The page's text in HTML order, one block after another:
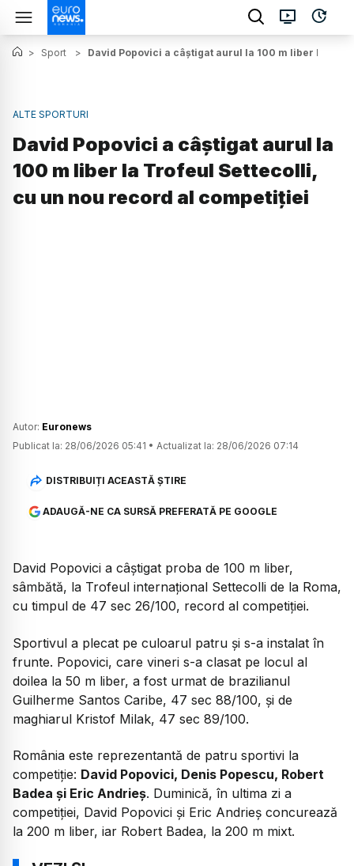
> Sport > David Popovici a câștigat aurul la 100 m liber la
ALTE SPORTURI
David Popovici a câștigat aurul la
100 m liber la Trofeul Settecolli,
cu un nou record al competiției
Autor: Euronews
Publicat la: 28/06/2026 05:41 • Actualizat la: 28/06/2026 07:14
DISTRIBUIȚI ACEASTĂ ȘTIRE
ADAUGĂ-NE CA SURSĂ PREFERATĂ PE GOOGLE
David Popovici a câștigat proba de 100 m liber,
sâmbătă, la Trofeul internațional Settecolli de la Roma,
cu timpul de 47 sec 26/100, record al competiției.
Sportivul a plecat pe culoarul patru şi s-a instalat în
frunte. Popovici, care vineri s-a clasat pe locul al
doilea la 50 m liber, a fost urmat de brazilianul
Guilherme Santos Caribe, 47 sec 88/100, și de
maghiarul Kristof Milak, 47 sec 89/100.
România este reprezentantă de patru sportivi la
competiție: David Popovici, Denis Popescu, Robert
Badea și Eric Andrieș. Duminică, în ultima zi a
competiției, David Popovici și Eric Andrieș concurează
la 200 m liber, iar Robert Badea, la 200 m mixt.